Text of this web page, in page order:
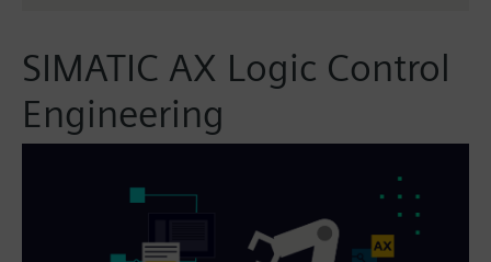
SIMATIC AX Logic Control
Engineering